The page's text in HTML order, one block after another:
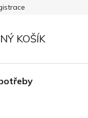
a platba
KOŠÍK